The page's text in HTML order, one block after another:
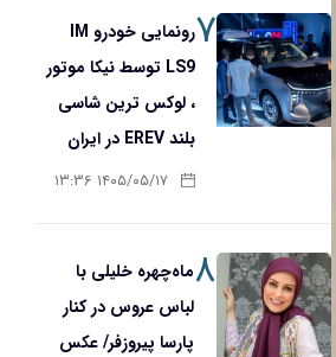
۷
رونمایی خودرو IM
LS9 توسط نیکا موتور
، لوکس ترین شاسی
بلند EREV در ایران
۱۴۰۵/۰۵/۱۷ ۱۳:۳۶
۸ماه‌چهره خلیلی با
لباس عروس در کنار
پارسا پیروزفر/ عکس